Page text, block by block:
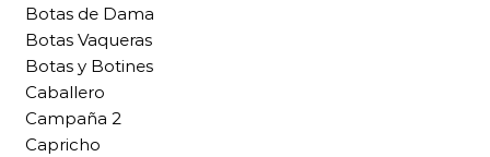
Botas de Dama
Botas Vaqueras
Botas y Botines
Caballero
Campaña 2
Capricho